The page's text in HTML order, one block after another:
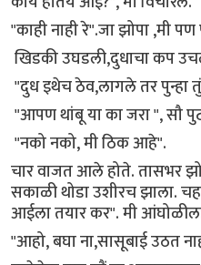
"काही नाही रे".जा झोपा ,मी
खिडकी उघडली,दुधाचा कप
"दुध इथेच ठेव,लागले तर पुन्हा
"आपण थांबू या का जरा ", सौ
"नको नको, मी ठिक आहे".
चार वाजत आले होते. तासभर
सकाळी थोडा उशीरच झाला.
आईला तयार कर". मी
"आहो, बघा ना,सासूबाई उठत